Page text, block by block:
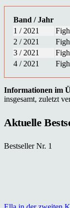
Band / Jahr
1 / 2021
2 / 2021
3 / 2021
4 / 2021
Informationen im
insgesamt, zuletzt
Aktuelle
Bestseller Nr. 1